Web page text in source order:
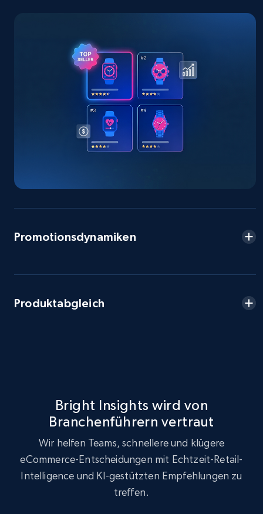
URL, Product id, Title, Seller name, Seller rating,
Seller reviews, Breadcrumbs, Root category, and
specified keywords
more.
2.5K+ 359+
2.5K+ 359+ Jetzt anfangen
eBay - Collect records by category
Promotionsdynamiken
Produktabgleich
Bright Insights wird von
Branchenführern vertraut
Wir helfen Teams, schnellere und klügere
eCommerce-Entscheidungen mit Echtzeit-Retail-
Intelligence und KI-gestützten Empfehlungen zu
treffen.